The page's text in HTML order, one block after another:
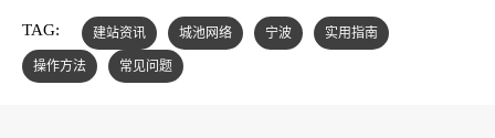
TAG: 建站资讯 城池网络 宁波
实用指南
操作方法
常见问题